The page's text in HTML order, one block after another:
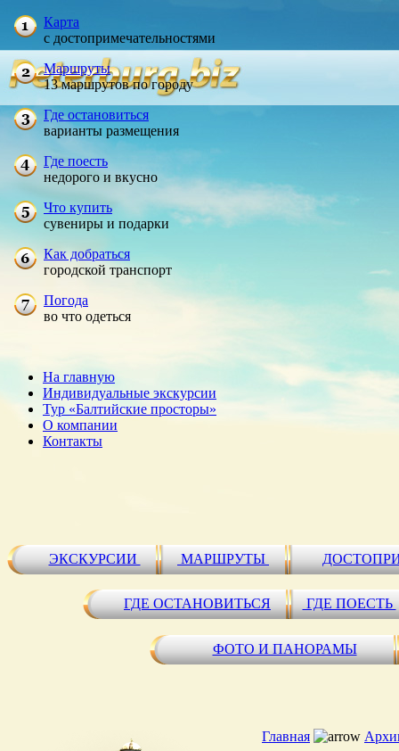
Карта
с достопримечательностями
Маршруты
13 маршрутов по городу
Где остановиться
варианты размещения
Где поесть
недорого и вкусно
Что купить
сувениры и подарки
Как добраться
городской транспорт
Погода
во что одеться
На главную
Индивидуальные экскурсии
Тур «Балтийские просторы»
О компании
Контакты
ЭКСКУРСИИ МАРШРУТЫ
ГДЕ ОСТАНОВИТЬСЯ ГДЕ ПОЕСТЬ
ФОТО И ПАНОРАМЫ
Главная